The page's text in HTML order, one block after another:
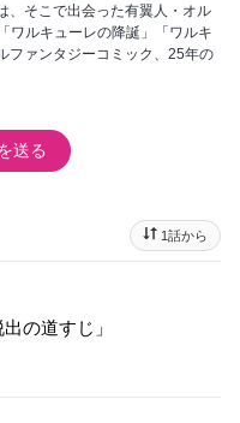
、そこで出会った有翼人・オル
ワルキューレの降誕」「ワルキ
ファンタジーコミック、25年の
送る
1話から
の道すじ」